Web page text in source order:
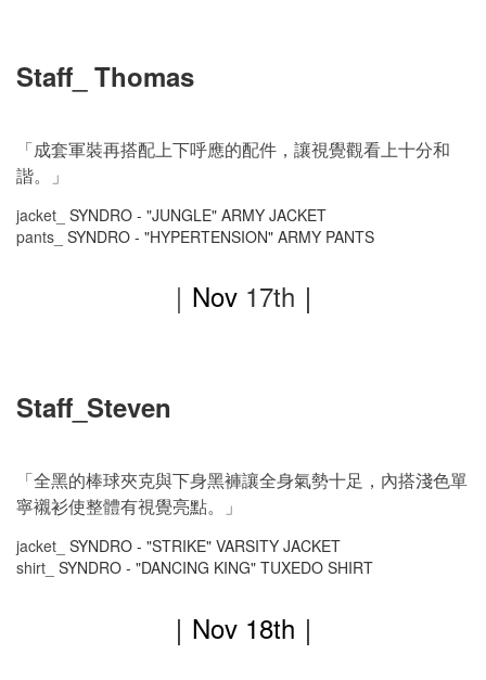
Staff_ Thomas
「成套軍裝再搭配上下呼應的配件，讓視覺觀看上十分和
諧。」
jacket_ SYNDRO - "JUNGLE" ARMY JACKET
pants_ SYNDRO - "HYPERTENSION" ARMY PANTS
｜ Nov17th ｜
Staff_Steven
「全黑的棒球夾克與下身黑褲讓全身氣勢十足，內搭淺色單
寧襯衫使整體有視覺亮點。」
jacket_ SYNDRO - "STRIKE" VARSITY JACKET
shirt_ SYNDRO - "DANCING KING" TUXEDO SHIRT
｜ Nov18th｜